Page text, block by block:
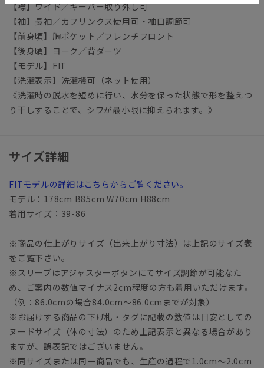
【襟】ワイド／キーパー取り外し可
【袖】長袖／カフリンクス使用可・袖口調節可
【前身頃】胸ポケット／フレンチフロント
【後身頃】ヨーク／背ダーツ
【モデル】FIT
【洗濯表示】洗濯機可（ネット使用）
《洗濯時の脱水を短めに行い、水分を保った状態で形を整えつ
り干しすることで、シワが最小限に抑えられます。》
サイズ詳細
FITモデルの詳細はこちらからご覧ください。
モデル：178cm B85cm W70cm H88cm
着用サイズ：39-86
※商品の仕上がりサイズ（出来上がり寸法）は上記のサイズ表
をご覧下さい。
※スリーブはアジャスターボタンにてサイズ調節が可能なた
め、ご案内の数値マイナス2cm程度の方も着用いただけます。
（例：86.0cmの場合84.0cm～86.0cmまでが対象）
※お届けする商品の下げ札・タグに記載の数値は目安としての
ヌードサイズ（体の寸法）のため上記表示と異なる場合があり
ますが、誤表記ではございません。
※同サイズまたは同一商品でも、生産の過程で1.0cm～2.0cm